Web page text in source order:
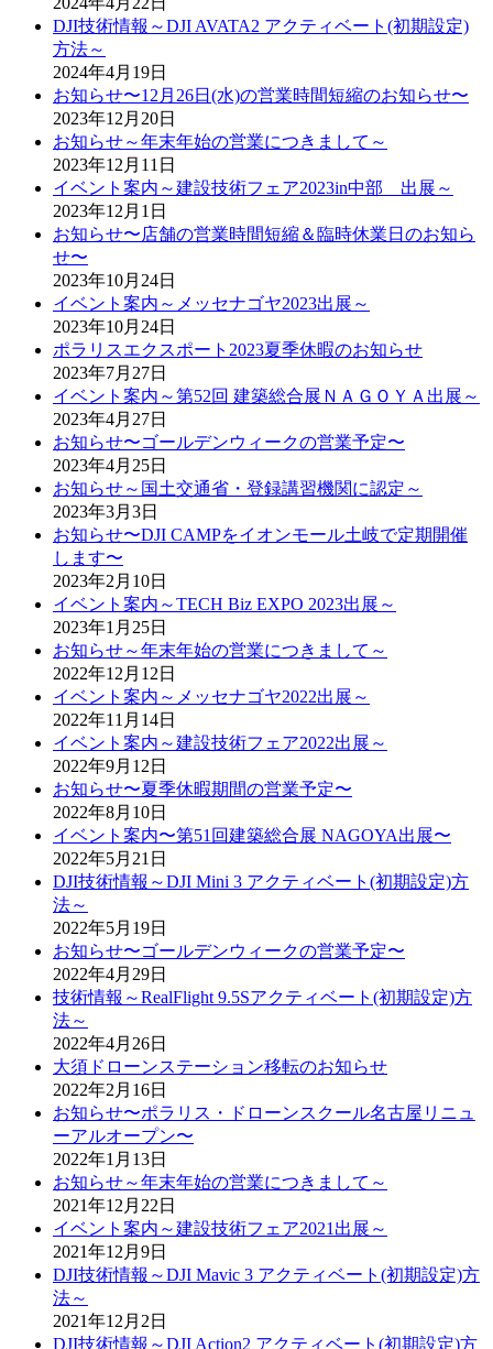
DJI技術情報～DJI AVATA2 アクティベート(初期設定)
方法～
2024年4月19日
お知らせ〜12月26日(水)の営業時間短縮のお知らせ〜
2023年12月20日
お知らせ～年末年始の営業につきまして～
2023年12月11日
イベント案内～建設技術フェア2023in中部 出展～
2023年12月1日
お知らせ〜店舗の営業時間短縮＆臨時休業日のお知ら
せ〜
2023年10月24日
イベント案内～メッセナゴヤ2023出展～
2023年10月24日
ポラリスエクスポート2023夏季休暇のお知らせ
2023年7月27日
イベント案内～第52回 建築総合展ＮＡＧＯＹＡ出展～
2023年4月27日
お知らせ〜ゴールデンウィークの営業予定〜
2023年4月25日
お知らせ～国土交通省・登録講習機関に認定～
2023年3月3日
お知らせ〜DJI CAMPをイオンモール土岐で定期開催
します〜
2023年2月10日
イベント案内～TECH Biz EXPO 2023出展～
2023年1月25日
お知らせ～年末年始の営業につきまして～
2022年12月12日
イベント案内～メッセナゴヤ2022出展～
2022年11月14日
イベント案内～建設技術フェア2022出展～
2022年9月12日
お知らせ〜夏季休暇期間の営業予定〜
2022年8月10日
イベント案内〜第51回建築総合展 NAGOYA出展〜
2022年5月21日
DJI技術情報～DJI Mini 3 アクティベート(初期設定)方
法～
2022年5月19日
お知らせ〜ゴールデンウィークの営業予定〜
2022年4月29日
技術情報～RealFlight 9.5Sアクティベート(初期設定)方
法～
2022年4月26日
大須ドローンステーション移転のお知らせ
2022年2月16日
お知らせ〜ポラリス・ドローンスクール名古屋リニュ
ーアルオープン〜
2022年1月13日
お知らせ～年末年始の営業につきまして～
2021年12月22日
イベント案内～建設技術フェア2021出展～
2021年12月9日
DJI技術情報～DJI Mavic 3 アクティベート(初期設定)方
法～
2021年12月2日
DJI技術情報～DJI Action2 アクティベート(初期設定)方